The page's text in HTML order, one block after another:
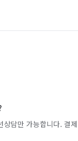
상담만 가능합니다. 결